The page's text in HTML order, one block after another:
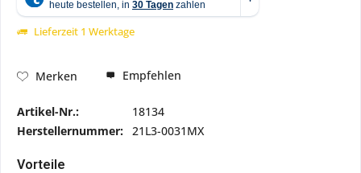
Lieferzeit 1 Werktage
Merken Empfehlen
Artikel-Nr.:
18134
Herstellernummer: 21L3-0031MX
Vorteile